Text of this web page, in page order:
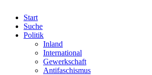
Start
Suche
Politik
Inland
International
Gewerkschaft
Antifaschismus